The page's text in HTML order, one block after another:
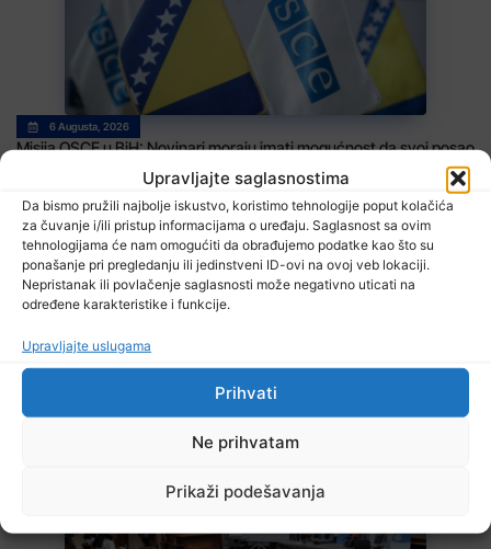
Upravljajte saglasnostima
Da bismo pružili najbolje iskustvo, koristimo tehnologije poput kolačića
za čuvanje i/ili pristup informacijama o uređaju. Saglasnost sa ovim
tehnologijama će nam omogućiti da obrađujemo podatke kao što su
ponašanje pri pregledanju ili jedinstveni ID-ovi na ovoj veb lokaciji.
Nepristanak ili povlačenje saglasnosti može negativno uticati na
određene karakteristike i funkcije.
Upravljajte uslugama
Prihvati
Ne prihvatam
Prikaži podešavanja
6 Augusta, 2026
Misija OSCE u BiH: Novinari moraju imati mogućnost da svoj posao
U BiH nema slučajeva ciklosporijaze, epidemija i dalje traje u SAD-
u